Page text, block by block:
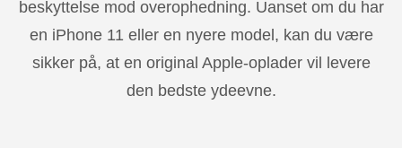
beskyttelse mod overophedning. Uanset om du har
en iPhone 11 eller en nyere model, kan du være
sikker på, at en original Apple-oplader vil levere
den bedste ydeevne.